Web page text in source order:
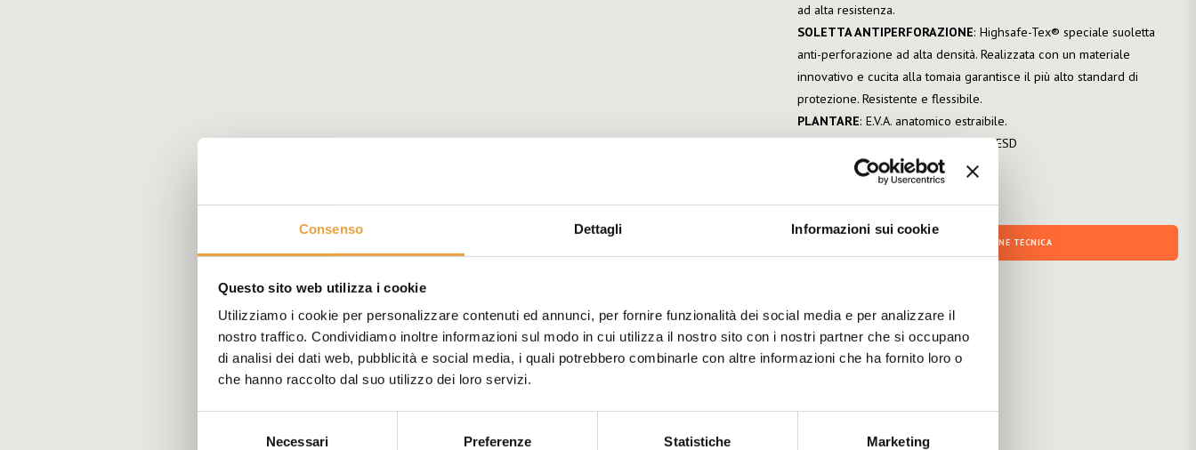
Consenso Dettagli Informazioni sui cookie
Questo sito web utilizza i cookie
Utilizziamo i cookie per personalizzare contenuti ed annunci, per fornire funzionalità dei social media e per analizzare il
nostro traffico. Condividiamo inoltre informazioni sul modo in cui utilizza il nostro sito con i nostri partner che si occupano
di analisi dei dati web, pubblicità e social media, i quali potrebbero combinarle con altre informazioni che ha fornito loro o
che hanno raccolto dal suo utilizzo dei loro servizi.
Necessari Preferenze Statistiche Marketing
ad alta resistenza.
SOLETTA ANTIPERFORAZIONE: Highsafe-Tex® speciale suoletta
anti-perforazione ad alta densità. Realizzata con un materiale
innovativo e cucita alla tomaia garantisce il più alto standard di
protezione. Resistente e flessibile.
PLANTARE: E.V.A. anatomico estraibile.
NORMATIVA: EN ISO 20345 S3 SRC ESD
DOCUMENTAZIONE TECNICA